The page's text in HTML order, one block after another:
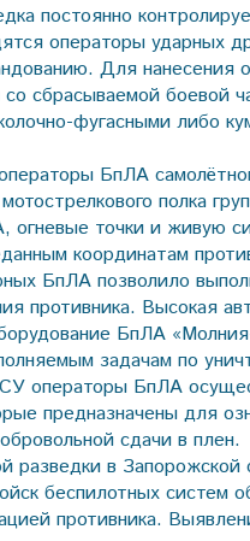
постоянно
операторы ударных
Для нанесения
сбрасываемой боевой
фугасными либо
БпЛА
полка
огневые точки и живую
координатам
БпЛА позволило
противника. Высокая
БпЛА
задачам по
операторы БпЛА
предназначены для
сдачи в плен.
разведки в
беспилотных систем
противника.